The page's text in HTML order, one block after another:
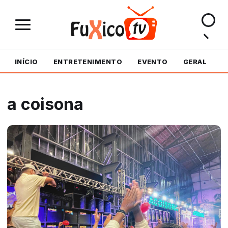
INÍCIO ENTRETENIMENTO EVENTO GERAL
a coisona